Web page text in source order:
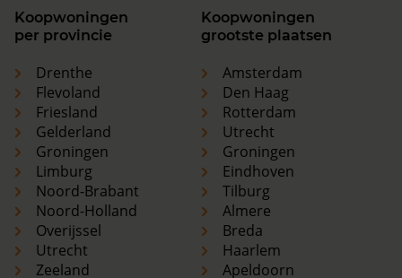
Koopwoningen
per provincie
Drenthe
Flevoland
Friesland
Gelderland
Groningen
Limburg
Noord-Brabant
Noord-Holland
Overijssel
Utrecht
Zeeland
Koopwoningen
grootste plaatsen
Amsterdam
Den Haag
Rotterdam
Utrecht
Groningen
Eindhoven
Tilburg
Almere
Breda
Haarlem
Apeldoorn